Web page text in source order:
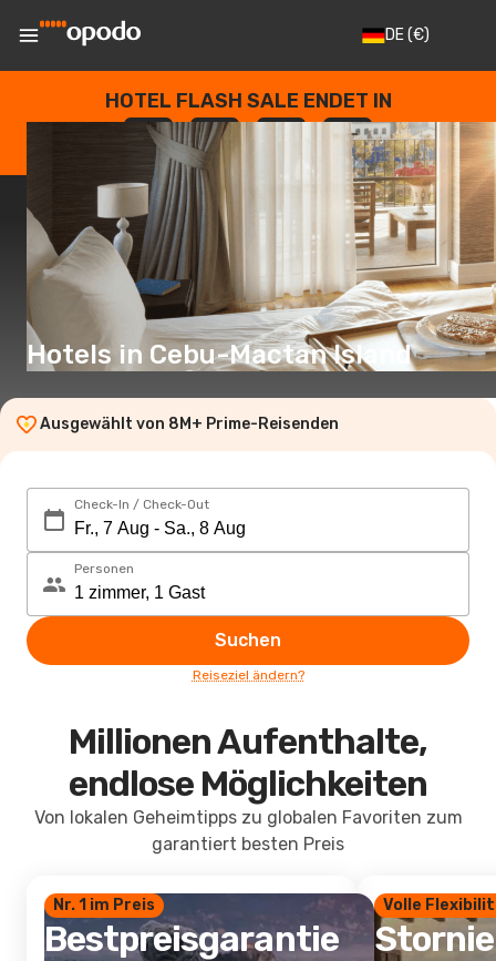
DE(€)
HOTEL FLASH SALE ENDET IN
--
TAGE
: --
STUNDEN
: --
SEKUNDEN
Hotels in Cebu-Mactan Island
Ausgewählt von 8M+ Prime-Reisenden
Check-In / Check-Out
Personen
Suchen
Reiseziel ändern?
Millionen Aufenthalte,
endlose Möglichkeiten
Von lokalen Geheimtipps zu globalen Favoriten zum
garantiert besten Preis
Nr. 1 im Preis
Bestpreisgarantie
Volle